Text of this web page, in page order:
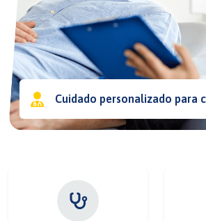
Cuidado personalizado para